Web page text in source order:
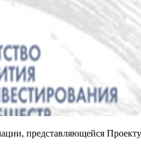
представляющейся